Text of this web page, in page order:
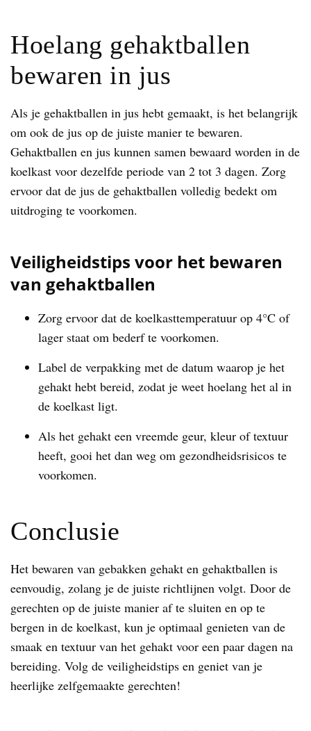
Hoelang gehaktballen
bewaren in jus
Als je gehaktballen in jus hebt gemaakt, is het belangrijk
om ook de jus op de juiste manier te bewaren.
Gehaktballen en jus kunnen samen bewaard worden in de
koelkast voor dezelfde periode van 2 tot 3 dagen. Zorg
ervoor dat de jus de gehaktballen volledig bedekt om
uitdroging te voorkomen.
Veiligheidstips voor het bewaren
van gehaktballen
Zorg ervoor dat de koelkasttemperatuur op 4°C of
lager staat om bederf te voorkomen.
Label de verpakking met de datum waarop je het
gehakt hebt bereid, zodat je weet hoelang het al in
de koelkast ligt.
Als het gehakt een vreemde geur, kleur of textuur
heeft, gooi het dan weg om gezondheidsrisicos te
voorkomen.
Conclusie
Het bewaren van gebakken gehakt en gehaktballen is
eenvoudig, zolang je de juiste richtlijnen volgt. Door de
gerechten op de juiste manier af te sluiten en op te
bergen in de koelkast, kun je optimaal genieten van de
smaak en textuur van het gehakt voor een paar dagen na
bereiding. Volg de veiligheidstips en geniet van je
heerlijke zelfgemaakte gerechten!